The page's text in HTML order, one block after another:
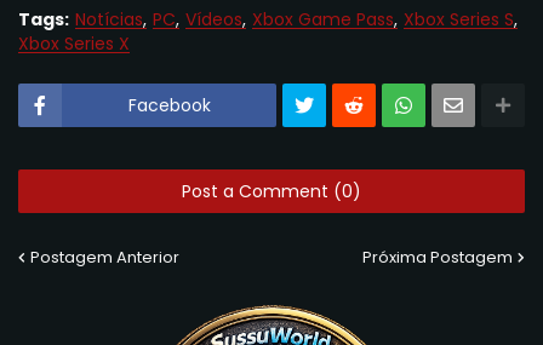
Tags: Notícias PC Vídeos Xbox Game Pass Xbox Series S
Xbox Series X
Facebook
Post a Comment (0)
Postagem Anterior Próxima Postagem